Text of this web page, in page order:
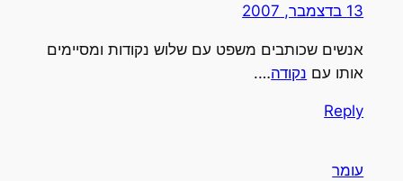
13 בדצמבר, 2007
אנשים שכותבים משפט עם שלוש נקודות ומסיימים
אותו עם נקודה….
Reply
עומר